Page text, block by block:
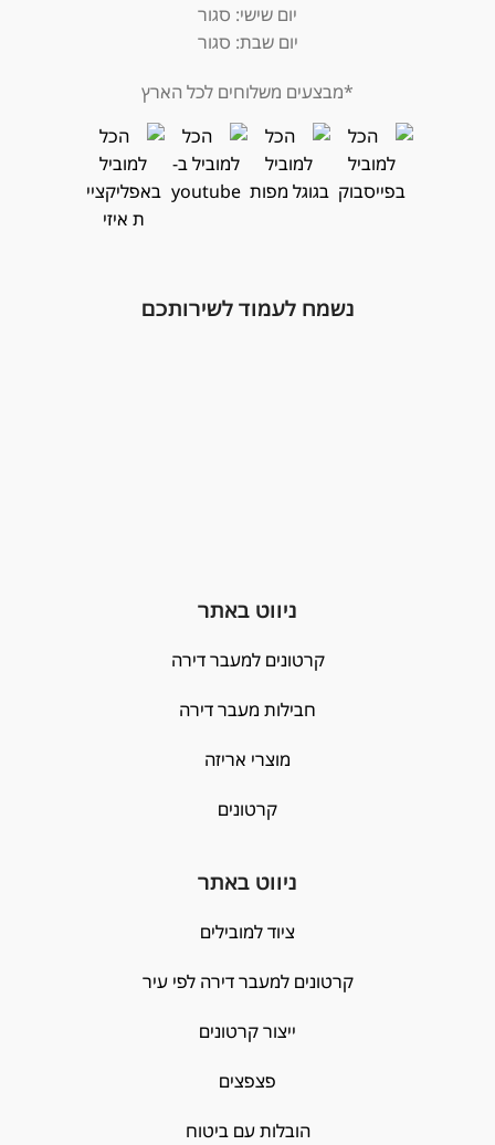
יום שישי: סגור
יום שבת: סגור
*מבצעים משלוחים לכל הארץ
נשמח לעמוד לשירותכם
ניווט באתר
קרטונים למעבר דירה
חבילות מעבר דירה
מוצרי אריזה
קרטונים
ניווט באתר
ציוד למובילים
קרטונים למעבר דירה לפי עיר
ייצור קרטונים
פצפצים
הובלות עם ביטוח